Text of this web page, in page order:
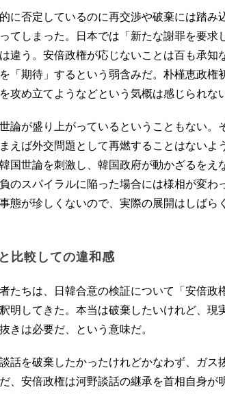
に否定しているのに再交渉や破棄には踏み
てしまった。日本では「新たな謝罪を要求
違う。安倍政権が応じないことは百も承知
「期待」するという弱含みだ。朴槿恵政権
攻め立てようなどという気概は感じられな
論が盛り上がっているということもない。
えば外交問題として再燃することはないよ
国世論を刺激し、韓国政府が動かざるをえ
のスパイラルに陥った場合には様相が変わ
態が珍しくないので、実際の展開はしばら
比較しての違和感
たちは、日韓合意の検証について「安倍政
明してきた。本当は破棄したいけれど、現
きは必要だ、という意味だ。
話を破棄したかったけれどかなわず、ガス
、安倍政権は河野談話の継承を首相自身が